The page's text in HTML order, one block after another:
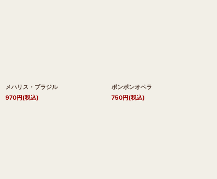
メハリス・ブラジル
970円(税込)
ポンポンオペラ
750円(税込)